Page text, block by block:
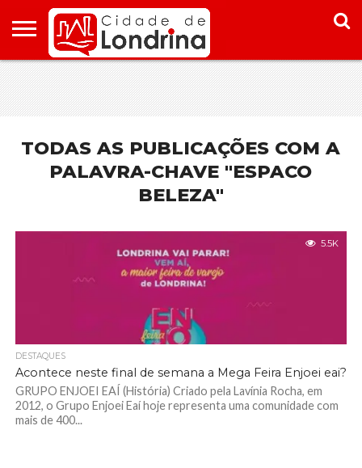
HOME
CONHEÇA
LONDRINA
PONTOS
TURÍSTICOS
ONDE
FICAR EM
LONDRINA
ONDE
COMER
EM
LONDRINA
TODAS AS PUBLICAÇÕES COM A
PALAVRA-CHAVE "ESPACO
BELEZA"
5.5K
DESTAQUES
Acontece neste final de semana a Mega Feira Enjoei eai?
GRUPO ENJOEI EAÍ (História) Criado pela Lavínia Rocha, em
2012, o Grupo Enjoei Eaí hoje representa uma comunidade com
mais de 400...